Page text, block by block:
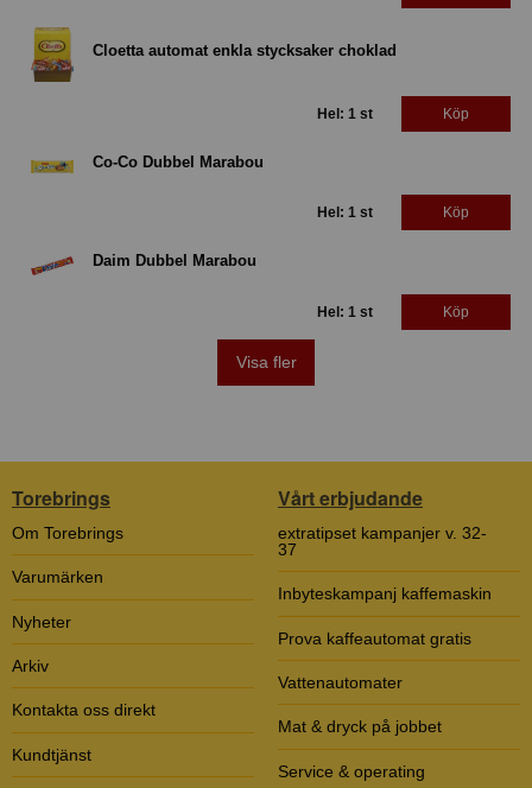
Cloetta automat enkla stycksaker choklad
Hel: 1 st Köp
Co-Co Dubbel Marabou
Hel: 1 st Köp
Daim Dubbel Marabou
Hel: 1 st Köp
Visa fler
Torebrings
Om Torebrings
Varumärken
Nyheter
Arkiv
Kontakta oss direkt
Kundtjänst
Vårt erbjudande
extratipset kampanjer v. 32-
37
Inbyteskampanj kaffemaskin
Prova kaffeautomat gratis
Vattenautomater
Mat & dryck på jobbet
Service & operating